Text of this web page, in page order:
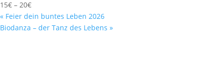
15€ – 20€
« Feier dein buntes Leben 2026
Biodanza – der Tanz des Lebens »